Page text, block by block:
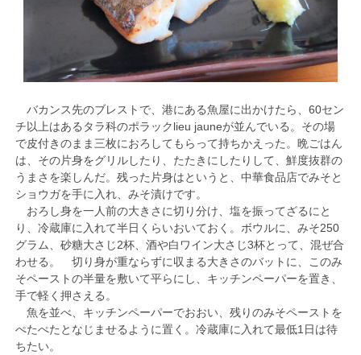
バカンス先のブレストで、港にある魚屋に出かけたら、60セン
チ以上はあるタラ科のポラックlieu jauneが並んでいる。その場
で皮付きのまま三枚におろしてもらって持ちかえった。晩ごはん
は、その片身をグリルしたり、たたきにしたりして、鮮度抜群の
うまさを楽しんだ。残った片身はというと、中華食品店でみそと
ショウガを手に入れ、みそ漬けです。
おろし身を一人前の大きさに切り分け、塩を振ってざるにと
り、冷蔵庫に入れて半日くらいおいておく。ボウルに、みそ250
グラム、砂糖大さじ2杯、酒や白ワイン大さじ3杯とって、混ぜ合
わせる。 切り身が重ならずに収まる大きさのバットに、このみ
そペーストの半量を敷いて平らにし、キッチンペーパーを置き、
手で軽く押さえる。
魚を並べ、キッチンペーパーでおおい、残りのみそペーストを
ぺたぺたとなじませるように置く。冷蔵庫に入れて最低1日は待
ちたい。